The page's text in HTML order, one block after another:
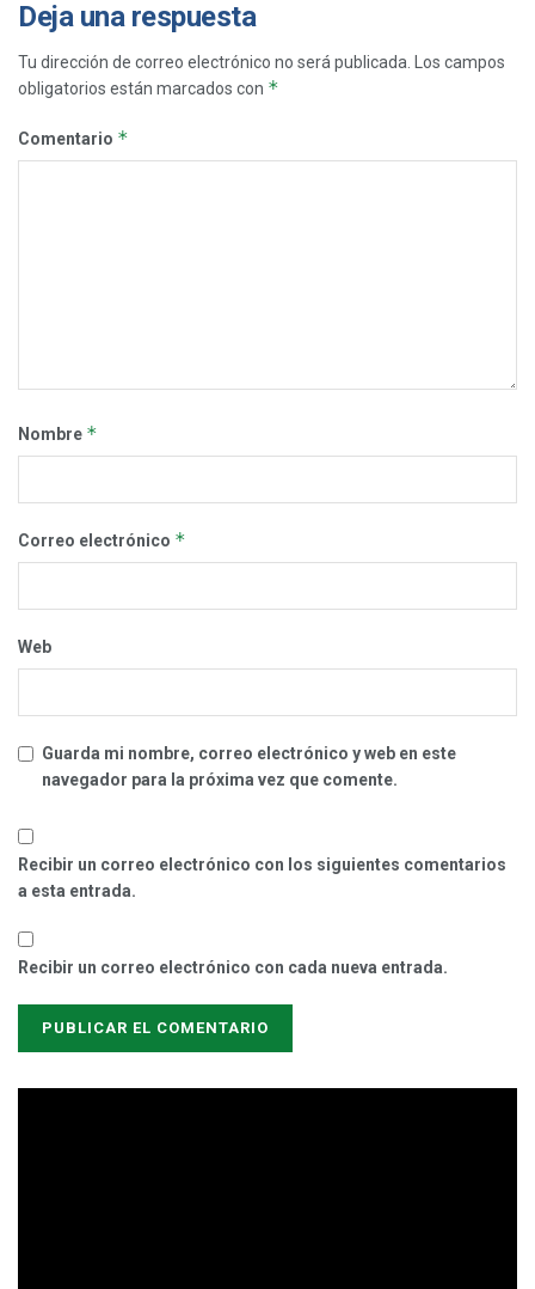
Deja una respuesta
Tu dirección de correo electrónico no será publicada.
Los campos
obligatorios están marcados con *
Comentario *
Nombre *
Correo electrónico *
Web
Guarda mi nombre, correo electrónico y web en este
navegador para la próxima vez que comente.
Recibir un correo electrónico con los siguientes comentarios
a esta entrada.
Recibir un correo electrónico con cada nueva entrada.